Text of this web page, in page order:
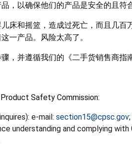
，以确保他们的产品是安全的且符
床和摇篮，造成过死亡，而且几
一产品。风险太高了。
，并遵循我们的《二手货销售商指
Safety Commission:
e-mail: section15@cpsc.gov
understanding and complying